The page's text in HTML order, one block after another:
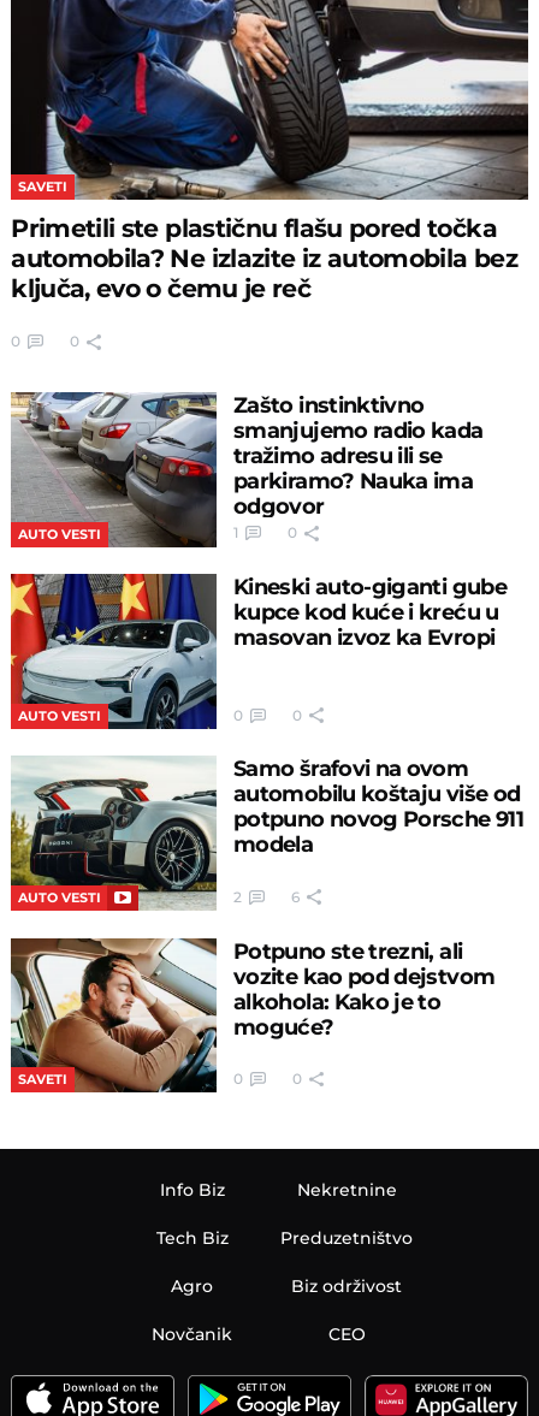
SAVETI
Primetili ste plastičnu flašu pored točka
automobila? Ne izlazite iz automobila bez
ključa, evo o čemu je reč
0 0
AUTO VESTI
Zašto instinktivno
smanjujemo radio kada
tražimo adresu ili se
parkiramo? Nauka ima
odgovor
1 0
AUTO VESTI
Kineski auto-giganti gube
kupce kod kuće i kreću u
masovan izvoz ka Evropi
0 0
AUTO VESTI
Samo šrafovi na ovom
automobilu koštaju više od
potpuno novog Porsche 911
modela
2 6
SAVETI
Potpuno ste trezni, ali
vozite kao pod dejstvom
alkohola: Kako je to
moguće?
0 0
Info Biz
Tech Biz
Agro
Nekretnine
Preduzetništvo
Biz održivost
Novčanik CEO